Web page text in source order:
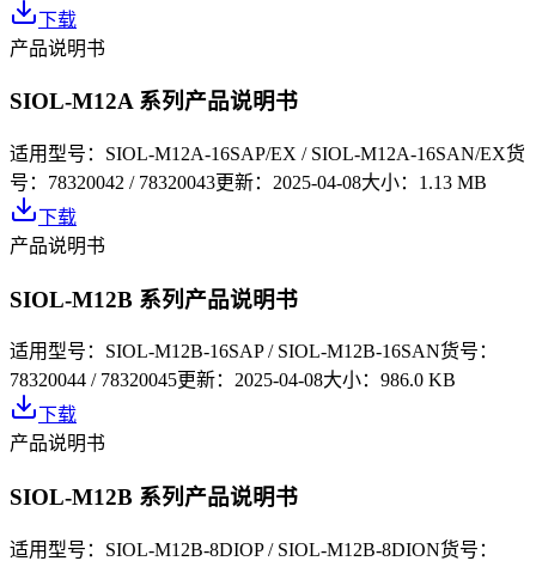
下载
产品说明书
SIOL-M12A 系列产品说明书
适用型号： SIOL-M12A-16SAP/EX / SIOL-M12A-16SAN/EX货
号： 78320042 / 78320043更新： 2025-04-08大小： 1.13 MB
下载
产品说明书
SIOL-M12B 系列产品说明书
适用型号： SIOL-M12B-16SAP / SIOL-M12B-16SAN货号：
78320044 / 78320045更新： 2025-04-08大小： 986.0 KB
下载
产品说明书
SIOL-M12B 系列产品说明书
适用型号： SIOL-M12B-8DIOP / SIOL-M12B-8DION货号：